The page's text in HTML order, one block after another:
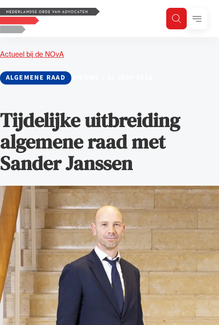
Logo, to the homepage
ZoekenMenu
Actueel bij de NOvA
Tijdelijke uitbreiding
algemene raad met
Sander Janssen
ALGEMENE RAAD
Zoeken
Zoek op trefwoord
Uitgelicht